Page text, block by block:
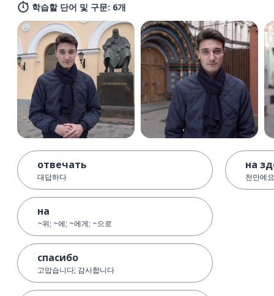
학습할 단어 및 구문: 6개
отвечать
대답하다
на
~위; ~에; ~에게; ~으로
спасибо
고맙습니다; 감사합니다
на
천만에요